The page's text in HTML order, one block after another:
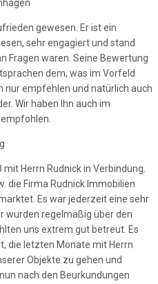
gewesen. Er ist ein
sehr engagiert und stand
Fragen waren. Seine Bewertung
dem, was im Vorfeld
nur empfehlen und natürlich auch
Wir haben Ihn auch im
Herrn Rudnick in Verbindung.
die Firma Rudnick Immobilien
Es war jederzeit eine sehr
wurden regelmäßig über den
uns extrem gut betreut. Es
die letzten Monate mit Herrn
Objekte zu gehen und
nach den Beurkundungen